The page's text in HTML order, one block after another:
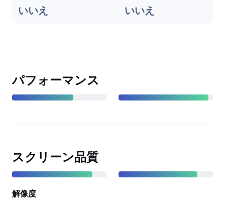
いいえ いいえ
パフォーマンス
スクリーン品質
解像度